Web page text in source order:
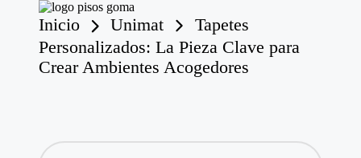
P
o
s
m
Inicio Unimat
Tapetes
Personalizados: La Pieza Clave para
Crear Ambientes Acogedores